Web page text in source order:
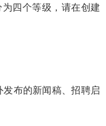
四个等级，请在创建
布的新闻稿、招聘启